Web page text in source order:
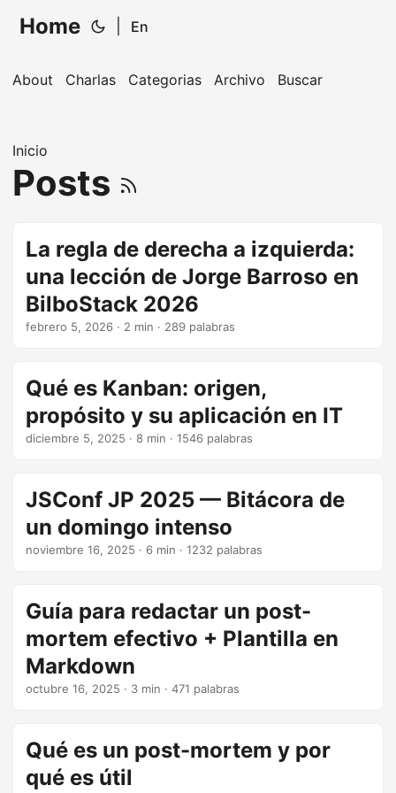
Home En
About Charlas Categorias Archivo Buscar
Inicio
Posts
La regla de derecha a izquierda:
una lección de Jorge Barroso en
BilboStack 2026
febrero 5, 2026 · 2 min · 289 palabras
Qué es Kanban: origen,
propósito y su aplicación en IT
diciembre 5, 2025 · 8 min · 1546 palabras
JSConf JP 2025 — Bitácora de
un domingo intenso
noviembre 16, 2025 · 6 min · 1232 palabras
Guía para redactar un post-
mortem efectivo + Plantilla en
Markdown
octubre 16, 2025 · 3 min · 471 palabras
Qué es un post-mortem y por
qué es útil